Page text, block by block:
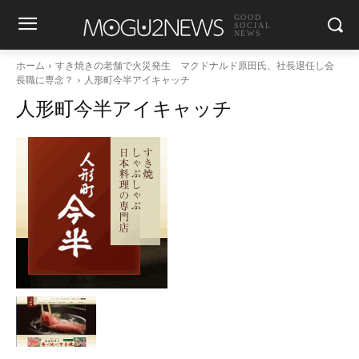
GOOD
SOCIAL
NEWS
ホーム
すき焼きの老舗で火災発生 マクドナルド原田氏、社長退任し会
長職に専念？
人形町今半アイキャッチ
人形町今半アイキャッチ